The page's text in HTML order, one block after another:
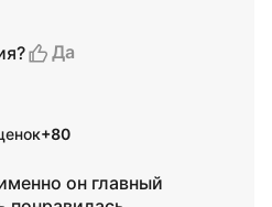
Да
+80
он главный